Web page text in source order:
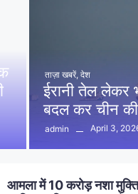
ताज़ा खबरें, देश
ईरानी तेल लेकर
बदल कर चीन
admin April 3,